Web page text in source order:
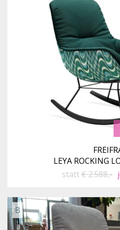
LEYA ROCKING
statt€ 2.588,-
B